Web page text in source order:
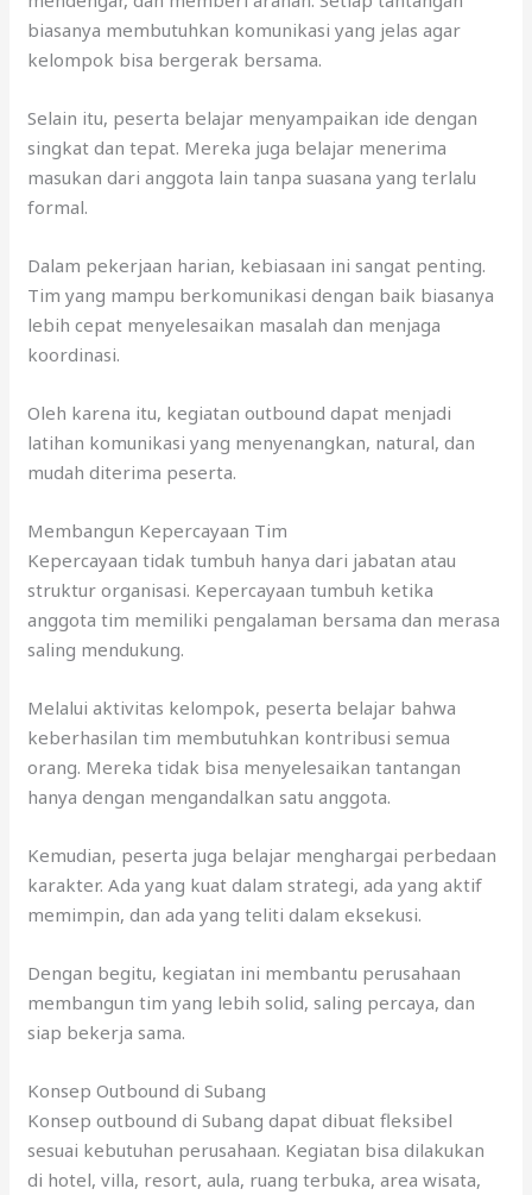
biasanya membutuhkan komunikasi yang jelas agar
kelompok bisa bergerak bersama.
Selain itu, peserta belajar menyampaikan ide dengan
singkat dan tepat. Mereka juga belajar menerima
masukan dari anggota lain tanpa suasana yang terlalu
formal.
Dalam pekerjaan harian, kebiasaan ini sangat penting.
Tim yang mampu berkomunikasi dengan baik biasanya
lebih cepat menyelesaikan masalah dan menjaga
koordinasi.
Oleh karena itu, kegiatan outbound dapat menjadi
latihan komunikasi yang menyenangkan, natural, dan
mudah diterima peserta.
Membangun Kepercayaan Tim
Kepercayaan tidak tumbuh hanya dari jabatan atau
struktur organisasi. Kepercayaan tumbuh ketika
anggota tim memiliki pengalaman bersama dan merasa
saling mendukung.
Melalui aktivitas kelompok, peserta belajar bahwa
keberhasilan tim membutuhkan kontribusi semua
orang. Mereka tidak bisa menyelesaikan tantangan
hanya dengan mengandalkan satu anggota.
Kemudian, peserta juga belajar menghargai perbedaan
karakter. Ada yang kuat dalam strategi, ada yang aktif
memimpin, dan ada yang teliti dalam eksekusi.
Dengan begitu, kegiatan ini membantu perusahaan
membangun tim yang lebih solid, saling percaya, dan
siap bekerja sama.
Konsep Outbound di Subang
Konsep outbound di Subang dapat dibuat fleksibel
sesuai kebutuhan perusahaan. Kegiatan bisa dilakukan
di hotel, villa, resort, aula, ruang terbuka, area wisata,